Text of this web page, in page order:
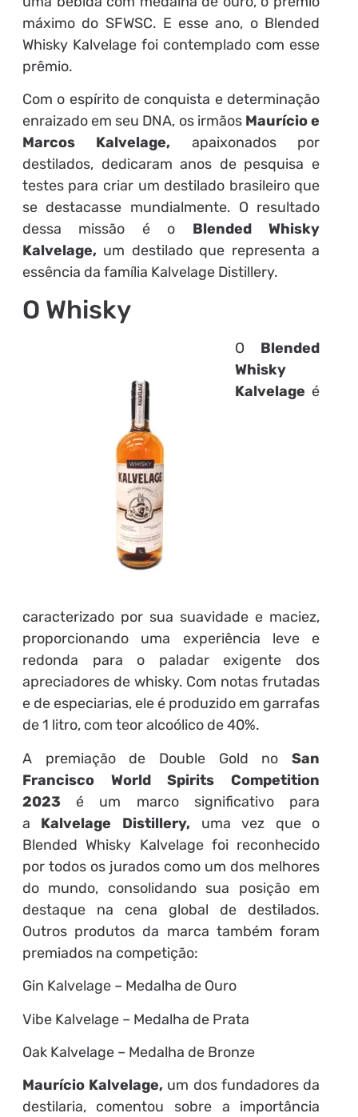
máximo do SFWSC. E esse ano, o Blended
Whisky Kalvelage foi contemplado com esse
prêmio.
Com o espírito de conquista e determinação
enraizado em seu DNA, os irmãos Maurício e
Marcos Kalvelage, apaixonados por
destilados, dedicaram anos de pesquisa e
testes para criar um destilado brasileiro que
se destacasse mundialmente. O resultado
dessa missão é o Blended Whisky
Kalvelage,um destilado que representa a
essência da família Kalvelage Distillery.
O Whisky
O Blended
Whisky
Kalvelage é
caracterizado por sua suavidade e maciez,
proporcionando uma experiência leve e
redonda para o paladar exigente dos
apreciadores de whisky. Com notas frutadas
e de especiarias, ele é produzido em garrafas
de 1 litro, com teor alcoólico de 40%.
A premiação de Double Gold no San
Francisco World Spirits Competition
2023 é um marco significativo para
a Kalvelage Distillery, uma vez que o
Blended Whisky Kalvelage foi reconhecido
por todos os jurados como um dos melhores
do mundo, consolidando sua posição em
destaque na cena global de destilados.
Outros produtos da marca também foram
premiados na competição:
Gin Kalvelage – Medalha de Ouro
Vibe Kalvelage – Medalha de Prata
Oak Kalvelage – Medalha de Bronze
Maurício Kalvelage, um dos fundadores da
destilaria, comentou sobre a importância